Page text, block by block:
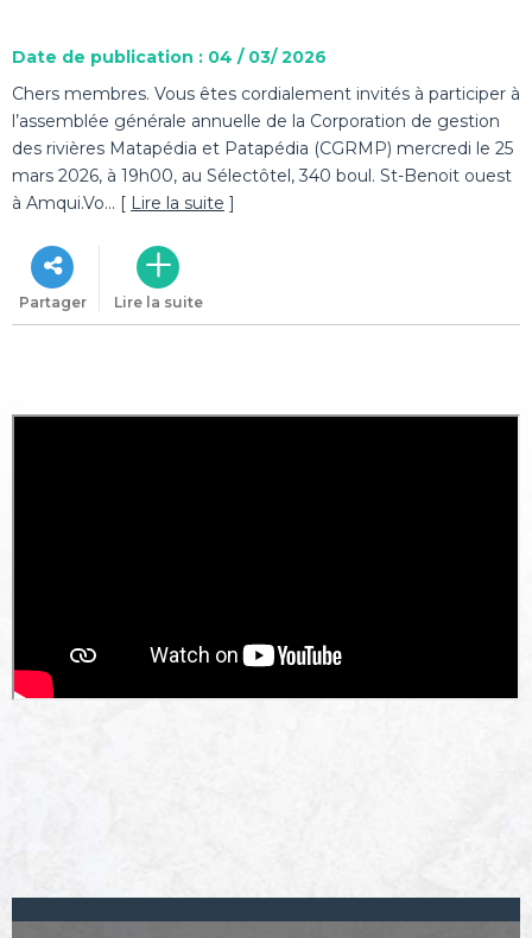
Date de publication : 04 / 03/ 2026
Chers membres. Vous êtes cordialement invités à participer à
l’assemblée générale annuelle de la Corporation de gestion
des rivières Matapédia et Patapédia (CGRMP) mercredi le 25
mars 2026, à 19h00, au Sélectôtel, 340 boul. St-Benoit ouest
à Amqui.Vo... [ Lire la suite ]
Partager Lire la suite